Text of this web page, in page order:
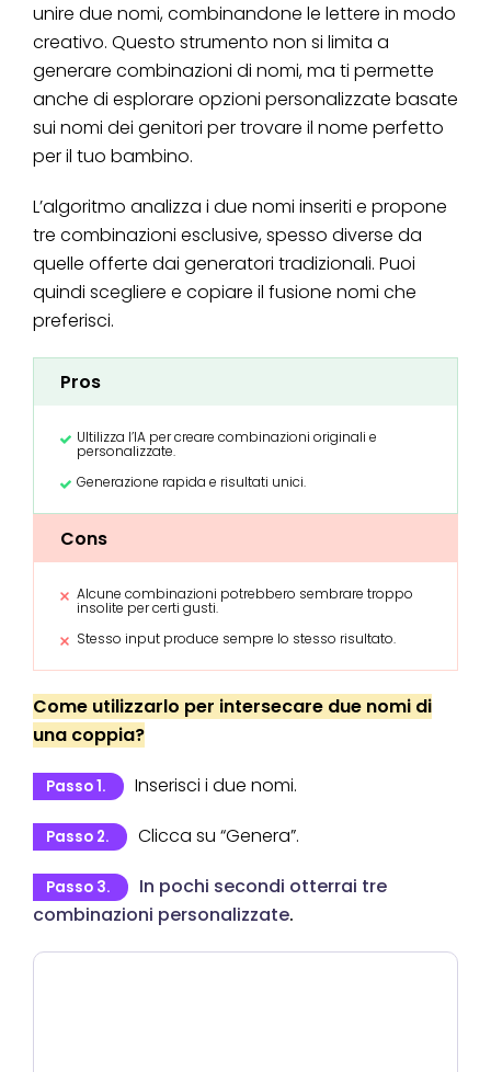
unire due nomi, combinandone le lettere in modo
creativo. Questo strumento non si limita a
generare combinazioni di nomi, ma ti permette
anche di esplorare opzioni personalizzate basate
sui nomi dei genitori per trovare il nome perfetto
per il tuo bambino.
L’algoritmo analizza i due nomi inseriti e propone
tre combinazioni esclusive, spesso diverse da
quelle offerte dai generatori tradizionali. Puoi
quindi scegliere e copiare il fusione nomi che
preferisci.
Pros
Ultilizza l’IA per creare combinazioni originali e
personalizzate.
Generazione rapida e risultati unici.
Cons
Alcune combinazioni potrebbero sembrare troppo
insolite per certi gusti.
Stesso input produce sempre lo stesso risultato.
Come utilizzarlo per intersecare due nomi di
una coppia?
Passo 1. Inserisci i due nomi.
Passo 2. Clicca su “Genera”.
Passo 3.
In pochi secondi otterrai tre
combinazioni personalizzate.